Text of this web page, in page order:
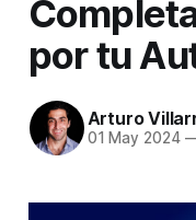
por tu
Arturo
01 May 2024